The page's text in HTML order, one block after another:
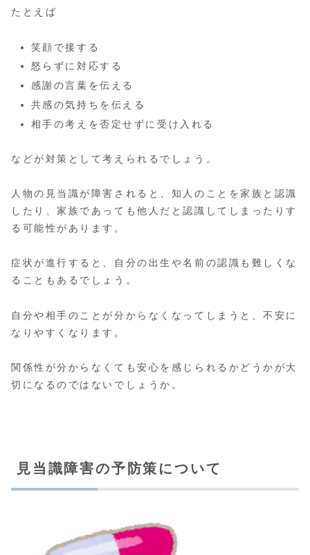
たとえば
笑顔で接する
怒らずに対応する
感謝の言葉を伝える
共感の気持ちを伝える
相手の考えを否定せずに受け入れる
などが対策として考えられるでしょう。
人物の見当識が障害されると、知人のことを家族と認識
したり、家族であっても他人だと認識してしまったりす
る可能性があります。
症状が進行すると、自分の出生や名前の認識も難しくな
ることもあるでしょう。
自分や相手のことが分からなくなってしまうと、不安に
なりやすくなります。
関係性が分からなくても安心を感じられるかどうかが大
切になるのではないでしょうか。
見当識障害の予防策について